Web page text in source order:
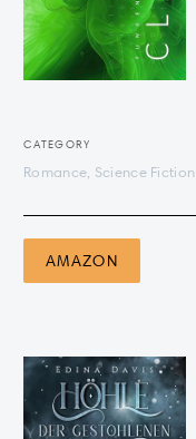
CATEGORY
Romance, Science Fiction
AMAZON